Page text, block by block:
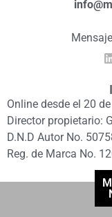
Online desde el 20
Director propietario:
D.N.D Autor No.
Reg. de Marca No.